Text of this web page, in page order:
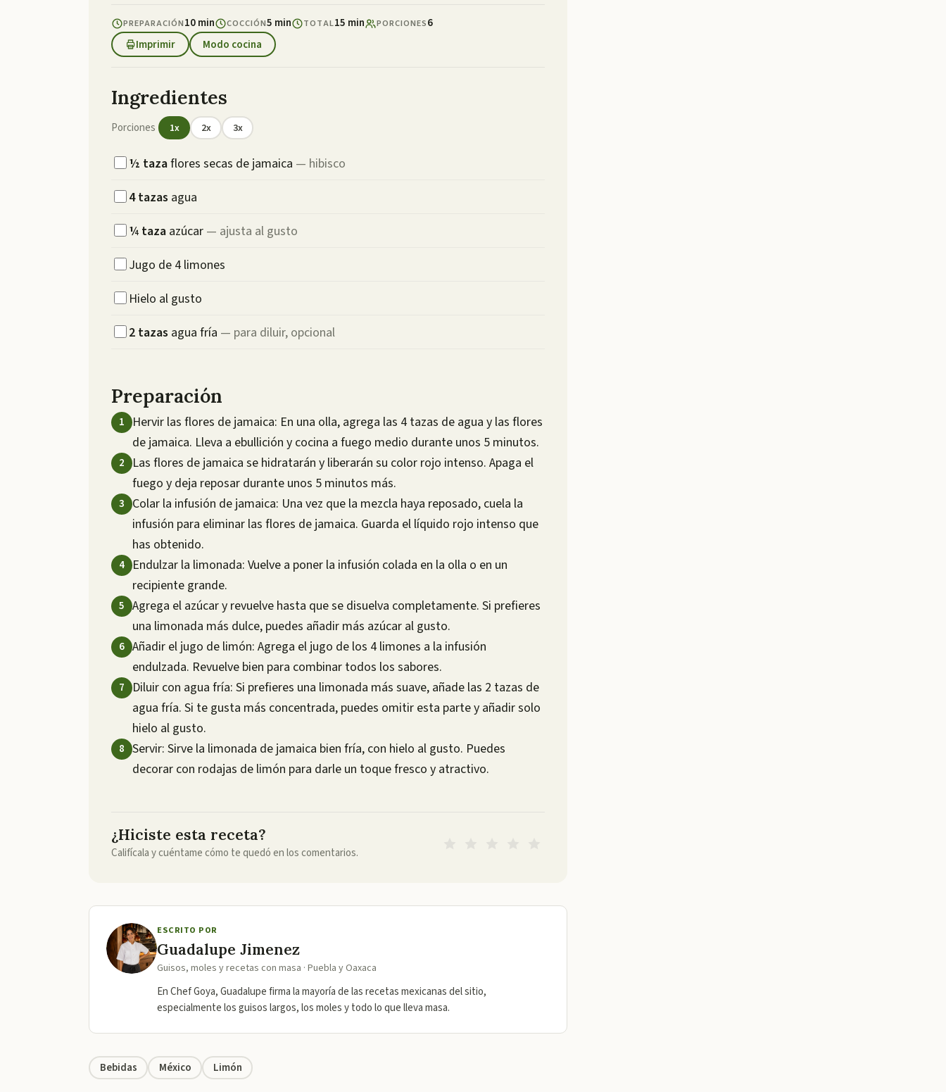
PREPARACIÓN10 min COCCIÓN5 min TOTAL15 min PORCIONES6
Imprimir
Modo cocina
Ingredientes
Porciones 1x 2x 3x
½ tazaflores secas de jamaica — hibisco
4tazas agua
¼ taza azúcar — ajusta al gusto
Jugo de 4 limones
Hielo al gusto
2 tazas agua fría — para diluir, opcional
Preparación
Hervir las flores de jamaica: En una olla, agrega las 4 tazas de agua y las flores
de jamaica. Lleva a ebullición y cocina a fuego medio durante unos 5 minutos.
Las flores de jamaica se hidratarán y liberarán su color rojo intenso. Apaga el
fuego y deja reposar durante unos 5 minutos más.
Colar la infusión de jamaica: Una vez que la mezcla haya reposado, cuela la
infusión para eliminar las flores de jamaica. Guarda el líquido rojo intenso que
has obtenido.
Endulzar la limonada: Vuelve a poner la infusión colada en la olla o en un
recipiente grande.
Agrega el azúcar y revuelve hasta que se disuelva completamente. Si prefieres
una limonada más dulce, puedes añadir más azúcar al gusto.
Añadir el jugo de limón: Agrega el jugo de los 4 limones a la infusión
endulzada. Revuelve bien para combinar todos los sabores.
Diluir con agua fría: Si prefieres una limonada más suave, añade las 2 tazas de
agua fría. Si te gusta más concentrada, puedes omitir esta parte y añadir solo
hielo al gusto.
Servir: Sirve la limonada de jamaica bien fría, con hielo al gusto. Puedes
decorar con rodajas de limón para darle un toque fresco y atractivo.
¿Hiciste esta receta?
Califícala y cuéntame cómo te quedó en los comentarios.
ESCRITO POR
Guadalupe Jimenez
Guisos, moles y recetas con masa · Puebla y Oaxaca
En Chef Goya, Guadalupe firma la mayoría de las recetas mexicanas del sitio,
especialmente los guisos largos, los moles y todo lo que lleva masa.
Bebidas México Limón